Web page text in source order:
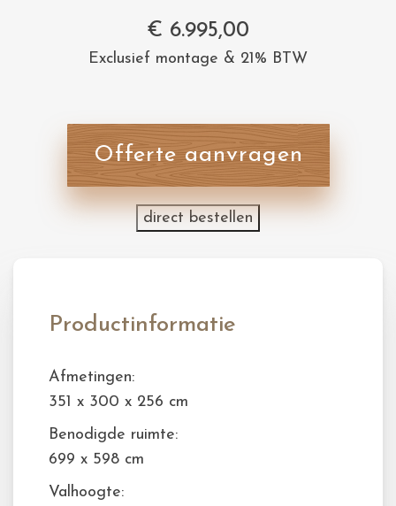
€ 6.995,00
Exclusief montage & 21% BTW
Offerte aanvragen
direct bestellen
Productinformatie
Afmetingen:
351 x 300 x 256 cm
Benodigde ruimte:
699 x 598 cm
Valhoogte: